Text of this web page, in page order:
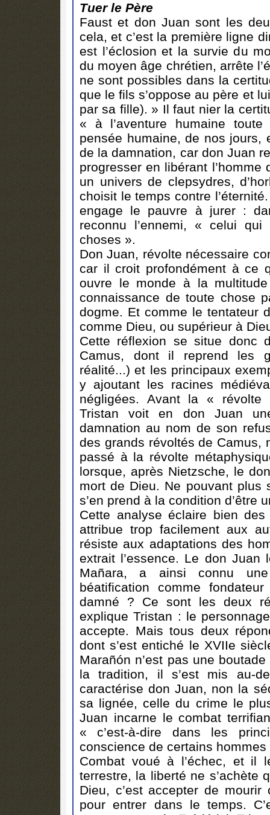
Tuer le Père
Faust et don Juan sont les
cela, et c’est la première ligne
est l’éclosion et la survie du
du moyen âge chrétien, arrête
ne sont possibles dans la
que le fils s’oppose au père et
par sa fille). » Il faut nier la
« à l’aventure humaine toute
pensée humaine, de nos
de la damnation, car don Juan
progresser en libérant l’homme
un univers de clepsydres,
choisit le temps contre
engage le pauvre à jurer :
reconnu l’ennemi, « celui
choses ».
Don Juan, révolte nécessaire
car il croit profondément à ce
ouvre le monde à la
connaissance de toute chose
dogme. Et comme le tentateur
comme Dieu, ou supérieur à
Cette réflexion se situe donc
Camus, dont il reprend les
réalité...) et les principaux
y ajoutant les racines
négligées. Avant la « révolte
Tristan voit en don Juan
damnation au nom de son
des grands révoltés de Camus,
passé à la révolte
lorsque, après Nietzsche, le
mort de Dieu. Ne pouvant plus
s’en prend à la condition d’être
Cette analyse éclaire bien
attribue trop facilement aux
résiste aux adaptations des
extrait l’essence. Le don Juan
Mañara, a ainsi connu une
béatification comme
damné ? Ce sont les deux
explique Tristan : le
accepte. Mais tous deux
dont s’est entiché le XVIIe
Marañón n’est pas une
la tradition, il s’est mis au-
caractérise don Juan, non la
sa lignée, celle du crime le
Juan incarne le combat
« c’est-à-dire dans les
conscience de certains hommes
Combat voué à l’échec, et il
terrestre, la liberté ne s’achète
Dieu, c’est accepter de mourir
pour entrer dans le temps.